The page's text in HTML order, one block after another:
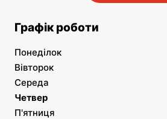
Графік роботи
Понеділок
Вівторок
Середа
Четвер
П'ятниця